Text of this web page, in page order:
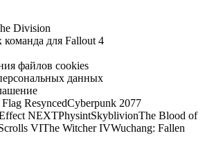
Division
команда для Fallout 4
файлов cookies
данных
ResyncedCyberpunk 2077
NEXTPhysintSkyblivionThe Blood of
VIThe Witcher IVWuchang: Fallen